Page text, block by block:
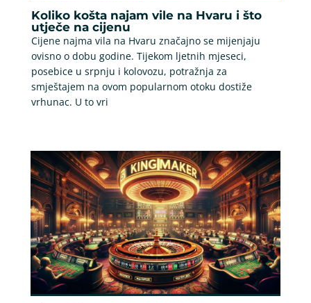
Koliko košta najam vile na Hvaru i što
utječe na cijenu
Cijene najma vila na Hvaru značajno se mijenjaju
ovisno o dobu godine. Tijekom ljetnih mjeseci,
posebice u srpnju i kolovozu, potražnja za
smještajem na ovom popularnom otoku dostiže
vrhunac. U to vri